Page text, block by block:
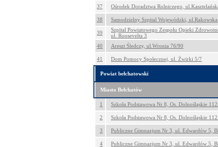
37
Ośrodek Doradztwa Rolniczego,
38 Samodzielny Szpital Wojewódzki,
39
Szpital Powiatowego Zespołu Opieki
ul. Roosevelta 3
40
Areszt Śledczy, ul.Wronia 76/90
41 Dom Pomocy Społecznej, ul. Żwirki 5/7
Powiat bełchatowski
Miasto Bełchatów
1 Szkoła Podstawowa Nr 8, Os. Dolnośląskie
2 Szkoła Podstawowa Nr 8, Os. Dolnośląskie
3 Publiczne Gimnazjum Nr 3, ul. Edwardów 5,
4 Publiczne Gimnazjum Nr 3, ul. Edwardów 5,